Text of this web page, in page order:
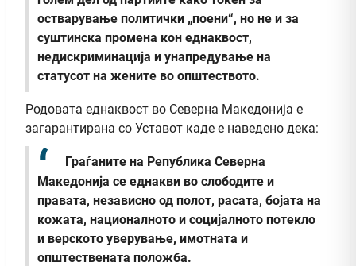
остварување политички „поени“, но не и за
суштинска промена кон еднаквост,
недискриминација и унапредување на
статусот на жените во општеството.
Родовата еднаквост во Северна Македонија е
загарантирана со Уставот каде е наведено дека:
Граѓаните на Република Северна
Македонија се еднакви во слободите и
правата, независно од полот, расата, бојата на
кожата, националното и социјалното потекло
и верското уверување, имотната и
општествената положба.